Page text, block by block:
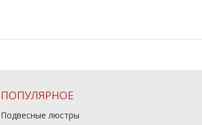
ПОПУЛЯРНОЕ
Подвесные люстры